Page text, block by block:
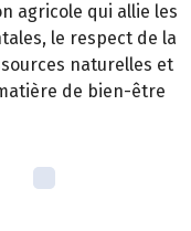
agricole qui allie les
le respect de la
naturelles et
de bien-être